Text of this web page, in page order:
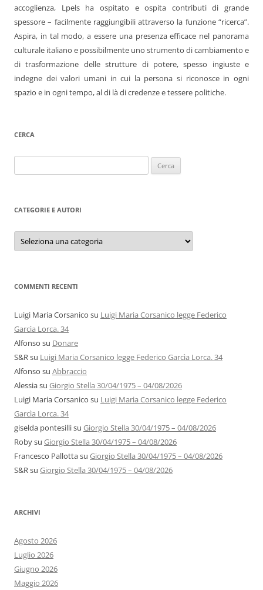
accoglienza, Lpels ha ospitato e ospita contributi di grande
spessore – facilmente raggiungibili attraverso la funzione “ricerca”.
Aspira, in tal modo, a essere una presenza efficace nel panorama
culturale italiano e possibilmente uno strumento di cambiamento e
di trasformazione delle strutture di potere, spesso ingiuste e
indegne dei valori umani in cui la persona si riconosce in ogni
spazio e in ogni tempo, al di là di credenze e tessere politiche.
CERCA
per:
CATEGORIE E AUTORI
Categorie
autori
COMMENTI RECENTI
Luigi Maria Corsanico su Luigi Maria Corsanico legge Federico
Garcìa Lorca. 34
Alfonso su Donare
S&Rsu Luigi Maria Corsanico legge Federico Garcìa Lorca. 34
Alfonso su Abbraccio
Alessiasu Giorgio Stella 30/04/1975 – 04/08/2026
Luigi Maria Corsanico su Luigi Maria Corsanico legge Federico
Garcìa Lorca. 34
giselda pontesillisu Giorgio Stella 30/04/1975 – 04/08/2026
Robysu Giorgio Stella 30/04/1975 – 04/08/2026
Francesco Pallottasu Giorgio Stella 30/04/1975 – 04/08/2026
S&Rsu Giorgio Stella 30/04/1975 – 04/08/2026
ARCHIVI
Agosto 2026
Luglio 2026
Giugno 2026
Maggio 2026